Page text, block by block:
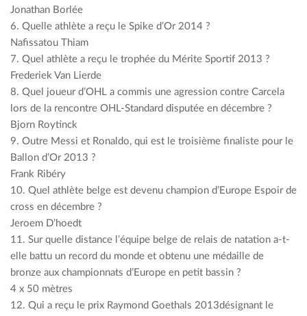
Jonathan Borlée
6. Quelle athlète a reçu le Spike d’Or 2014 ?
Nafissatou Thiam
7. Quel athlète a reçu le trophée du Mérite Sportif 2013 ?
Frederiek Van Lierde
8. Quel joueur d’OHL a commis une agression contre Carcela
lors de la rencontre OHL-Standard disputée en décembre ?
Bjorn Roytinck
9. Outre Messi et Ronaldo, qui est le troisième finaliste pour le
Ballon d’Or 2013 ?
Frank Ribéry
10. Quel athlète belge est devenu champion d’Europe Espoir de
cross en décembre ?
Jeroem D’hoedt
11. Sur quelle distance l’équipe belge de relais de natation a-t-
elle battu un record du monde et obtenu une médaille de
bronze aux championnats d’Europe en petit bassin ?
4 x 50 mètres
12. Qui a reçu le prix Raymond Goethals 2013désignant le